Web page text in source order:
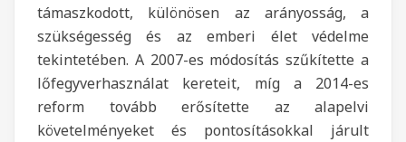
támaszkodott, különösen az arányosság, a
szükségesség és az emberi élet védelme
tekintetében. A 2007-es módosítás szűkítette a
lőfegyverhasználat kereteit, míg a 2014-es
reform tovább erősítette az alapelvi
követelményeket és pontosításokkal járult